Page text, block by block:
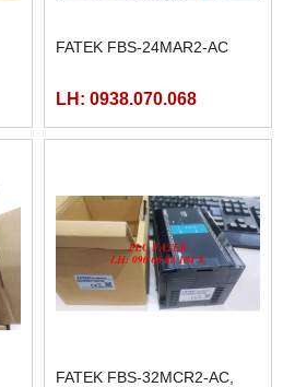
FATEK FBS-24MAR2-AC
LH: 0938.070.068
FATEK FBS-32MCR2-AC,